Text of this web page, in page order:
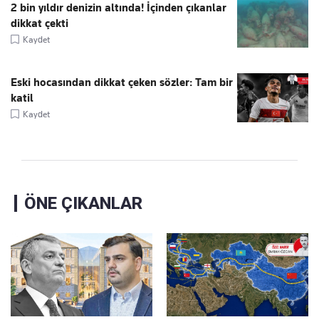
2 bin yıldır denizin altında! İçinden çıkanlar
dikkat çekti
Kaydet
Eski hocasından dikkat çeken sözler: Tam bir
katil
Kaydet
ÖNE ÇIKANLAR